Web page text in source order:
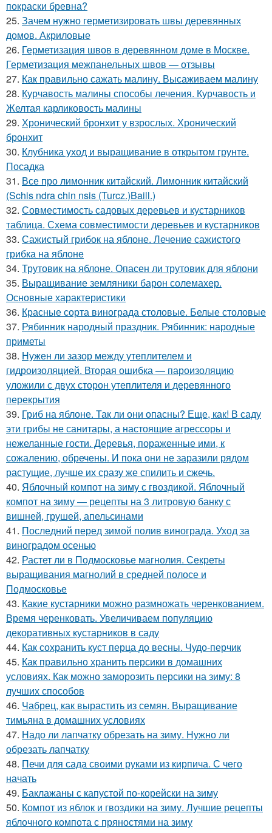
покраски бревна?
25. Зачем нужно герметизировать швы деревянных
домов. Акриловые
26. Герметизация швов в деревянном доме в Москве.
Герметизация межпанельных швов — отзывы
27. Как правильно сажать малину. Высаживаем малину
28. Курчавость малины способы лечения. Курчавость и
Желтая карликовость малины
29. Хронический бронхит у взрослых. Хронический
бронхит
30. Клубника уход и выращивание в открытом грунте.
Посадка
31. Все про лимонник китайский. Лимонник китайский
(Schis ndra chin nsis (Turcz.)Baill.)
32. Совместимость садовых деревьев и кустарников
таблица. Схема совместимости деревьев и кустарников
33. Сажистый грибок на яблоне. Лечение сажистого
грибка на яблоне
34. Трутовик на яблоне. Опасен ли трутовик для яблони
35. Выращивание земляники барон солемахер.
Основные характеристики
36. Красные сорта винограда столовые. Белые столовые
37. Рябинник народный праздник. Рябинник: народные
приметы
38. Нужен ли зазор между утеплителем и
гидроизоляцией. Вторая ошибка — пароизоляцию
уложили с двух сторон утеплителя и деревянного
перекрытия
39. Гриб на яблоне. Так ли они опасны? Еще, как! В саду
эти грибы не санитары, а настоящие агрессоры и
нежеланные гости. Деревья, пораженные ими, к
сожалению, обречены. И пока они не заразили рядом
растущие, лучше их сразу же спилить и сжечь.
40. Яблочный компот на зиму с гвоздикой. Яблочный
компот на зиму — рецепты на 3 литровую банку с
вишней, грушей, апельсинами
41. Последний перед зимой полив винограда. Уход за
виноградом осенью
42. Растет ли в Подмосковье магнолия. Секреты
выращивания магнолий в средней полосе и
Подмосковье
43. Какие кустарники можно размножать черенкованием.
Время черенковать. Увеличиваем популяцию
декоративных кустарников в саду
44. Как сохранить куст перца до весны. Чудо-перчик
45. Как правильно хранить персики в домашних
условиях. Как можно заморозить персики на зиму: 8
лучших способов
46. Чабрец, как вырастить из семян. Выращивание
тимьяна в домашних условиях
47. Надо ли лапчатку обрезать на зиму. Нужно ли
обрезать лапчатку
48. Печи для сада своими руками из кирпича. С чего
начать
49. Баклажаны с капустой по-корейски на зиму
50. Компот из яблок и гвоздики на зиму. Лучшие рецепты
яблочного компота с пряностями на зиму